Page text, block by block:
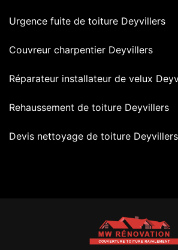
Urgence fuite de toiture Deyvillers
Couvreur charpentier Deyvillers
Réparateur installateur de velux
Rehaussement de toiture Deyvillers
Devis nettoyage de toiture Deyvillers